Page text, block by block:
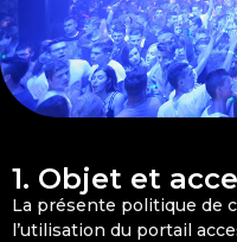
1. Objet et
2. Données
1. Objet et
La présente politique de
l’utilisation du portail